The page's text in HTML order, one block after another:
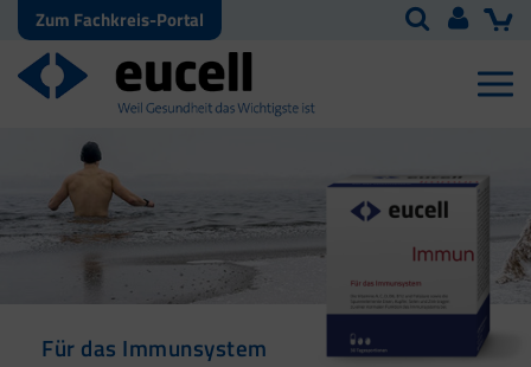
Zum Fachkreis-Portal
Für das Immunsystem
Für Haut, Haare und
Für Ihre natürliche